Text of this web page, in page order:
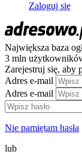
Zaloguj się
Największa baza
3 mln
Zarejestruj się, aby
Adres e-mail
Adres e-mail
Nie pamiętam hasła
lub